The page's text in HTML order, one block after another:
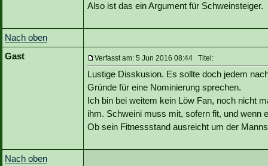
Also ist das ein Argument für Schweinsteiger.
Nach oben
Gast
Verfasst am: 5 Jun 2016 08:44 Titel:
Lustige Disskusion. Es sollte doch jedem
Gründe für eine Nominierung sprechen.
Ich bin bei weitem kein Löw Fan, noch nicht
ihm. Schweini muss mit, sofern fit, und wenn
Ob sein Fitnessstand ausreicht um der
Nach oben